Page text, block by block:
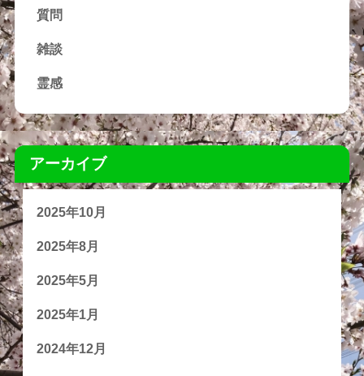
質問
雑談
霊感
アーカイブ
2025年10月
2025年8月
2025年5月
2025年1月
2024年12月